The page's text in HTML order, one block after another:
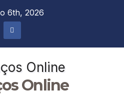
6th, 2026
Online